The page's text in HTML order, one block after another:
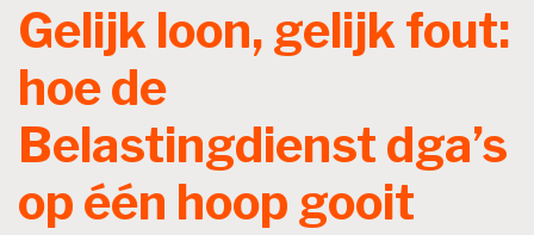
Gelijk loon, gelijk fout:
hoe de
Belastingdienst dga’s
op één hoop gooit